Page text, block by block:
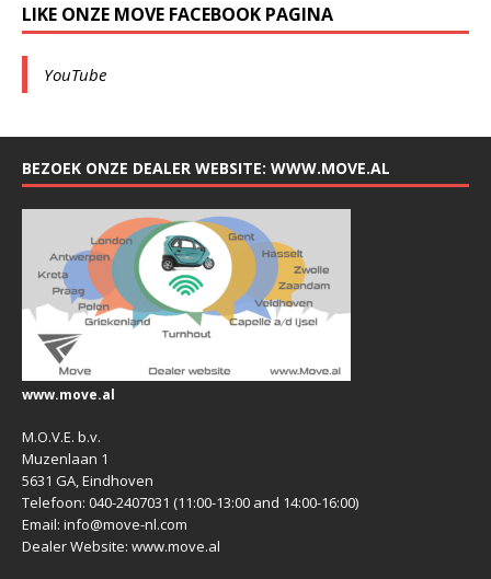
LIKE ONZE MOVE FACEBOOK PAGINA
YouTube
BEZOEK ONZE DEALER WEBSITE: WWW.MOVE.AL
www.move.al
M.O.V.E. b.v.
Muzenlaan 1
5631 GA, Eindhoven
Telefoon: 040-2407031 (11:00-13:00 and 14:00-16:00)
Email: info@move-nl.com
Dealer Website: www.move.al